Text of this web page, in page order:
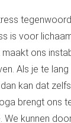
is voor
ons
Als je te
kan dat
brengt ons
We kunnen